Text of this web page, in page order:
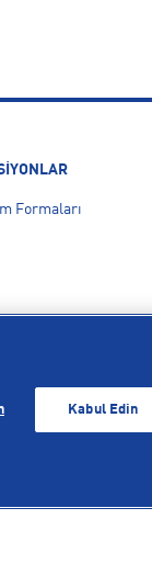
Formaları
Kabul Edin